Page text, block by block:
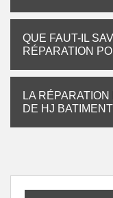
QUE FAUT-IL
RÉPARATION
LA
DE HJ